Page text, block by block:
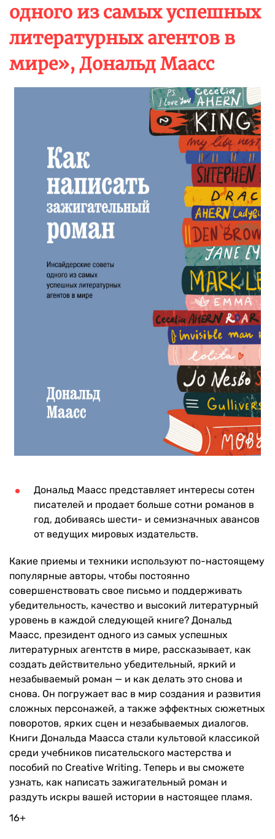
одного из самых успешных
литературных агентов в
мире», Дональд Маасс
Дональд Маасс представляет интересы сотен
писателей и продает больше сотни романов в
год, добиваясь шести- и семизначных авансов
от ведущих мировых издательств.
Какие приемы и техники используют по-настоящему
популярные авторы, чтобы постоянно
совершенствовать свое письмо и поддерживать
убедительность, качество и высокий литературный
уровень в каждой следующей книге? Дональд
Маасс, президент одного из самых успешных
литературных агентств в мире, рассказывает, как
создать действительно убедительный, яркий и
незабываемый роман — и как делать это снова и
снова. Он погружает вас в мир создания и развития
сложных персонажей, а также эффектных сюжетных
поворотов, ярких сцен и незабываемых диалогов.
Книги Дональда Маасса стали культовой классикой
среди учебников писательского мастерства и
пособий по Creative Writing. Теперь и вы сможете
узнать, как написать зажигательный роман и
раздуть искры вашей истории в настоящее пламя.
16+